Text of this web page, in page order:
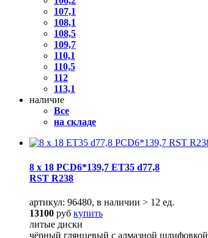
107,1
108,1
108,5
109,7
110,1
110,5
112
113,1
наличие
Все
на складе
8 x 18 PCD6*139,7 ET35 d77,8
RST R238
артикул: 96480, в наличии > 12 ед.
13100 руб купить
литые диски
чёрный глянцевый с алмазной шлифовкой